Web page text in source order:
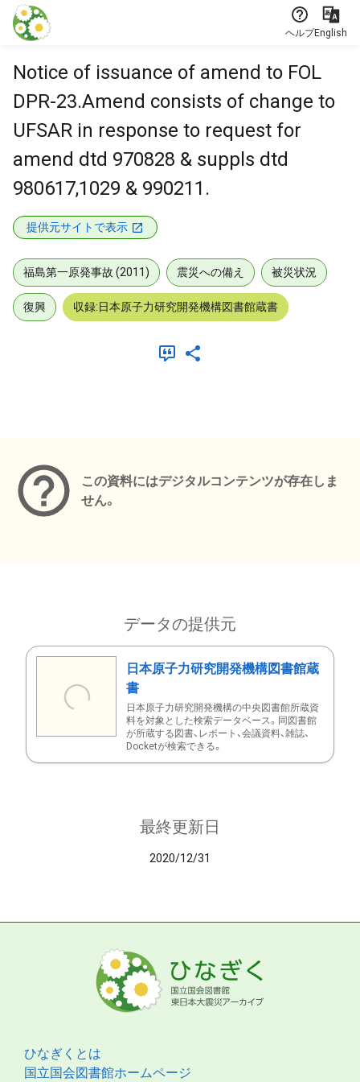
本文に飛ぶ
ヘルプEnglish
Notice of issuance of amend to FOL
DPR-23.Amend consists of change to
UFSAR in response to request for
amend dtd 970828 & suppls dtd
980617,1029 & 990211.
提供元サイトで表示
福島第一原発事故 (2011) 震災への備え 被災状況
復興 収録:日本原子力研究開発機構図書館蔵書
この資料にはデジタルコンテンツが存在しま
せん。
データの提供元
日本原子力研究開発機構図書館蔵
書
日本原子力研究開発機構の中央図書館所蔵資
料を対象とした検索データベース。同図書館
が所蔵する図書、レポート、会議資料、雑誌、
Docketが検索できる。
最終更新日
2020/12/31
ひなぎくとは
国立国会図書館ホームページ